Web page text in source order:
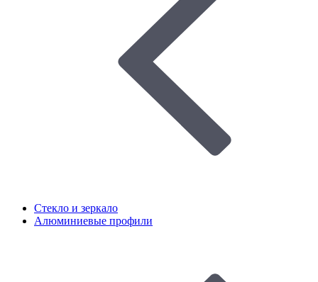
Стекло и зеркало
Алюминиевые профили